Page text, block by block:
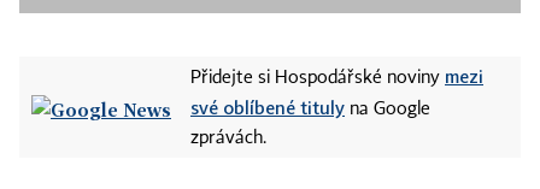
Přidejte si Hospodářské noviny mezi
své oblíbené tituly na Google
zprávách.